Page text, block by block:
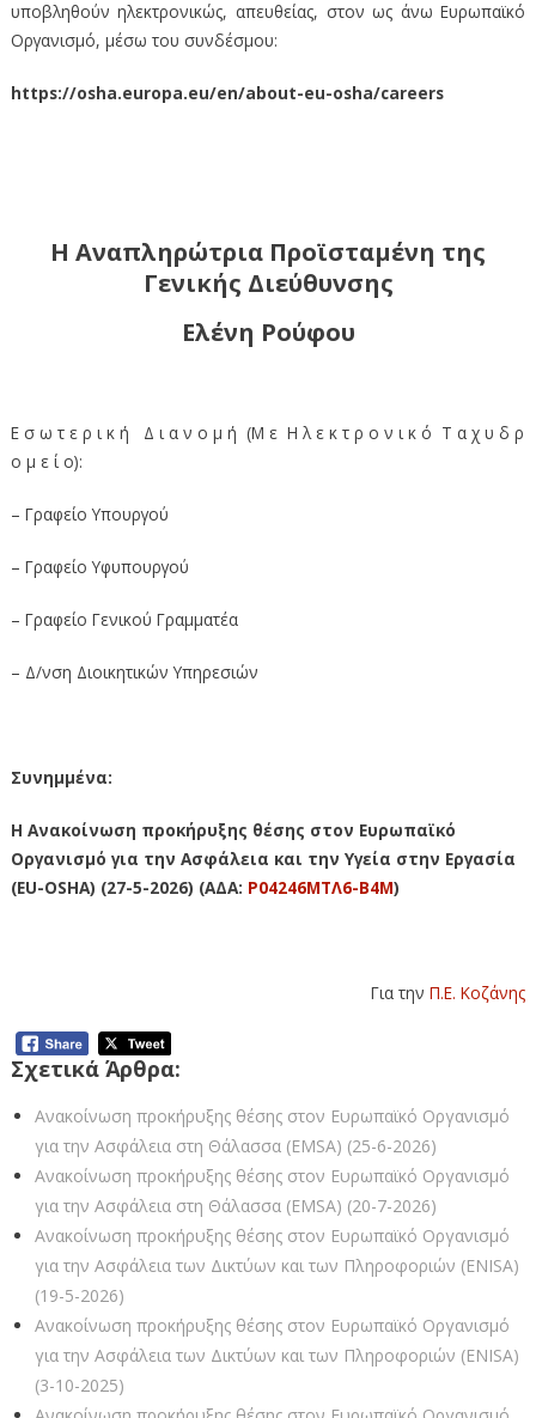
υποβληθούν ηλεκτρονικώς, απευθείας, στον ως άνω Ευρωπαϊκό
Οργανισμό, μέσω του συνδέσμου:
https://osha.europa.eu/en/about-eu-osha/careers
Η Αναπληρώτρια Προϊσταμένη της
Γενικής Διεύθυνσης
Ελένη Ρούφου
Ε σ ω τ ε ρ ι κ ή Δ ι α ν ο μ ή (Μ ε Η λ ε κ τ ρ ο ν ι κ ό Τ α χ υ δ ρ
ο μ ε ί ο):
– Γραφείο Υπουργού
– Γραφείο Υφυπουργού
– Γραφείο Γενικού Γραμματέα
– Δ/νση Διοικητικών Υπηρεσιών
Συνημμένα:
Η Ανακοίνωση προκήρυξης θέσης στον Ευρωπαϊκό
Οργανισμό για την Ασφάλεια και την Υγεία στην Εργασία
(EU-OSHA) (27-5-2026) (ΑΔΑ: Ρ04246ΜΤΛ6-Β4Μ)
Για τηνΠ.Ε. Κοζάνης
Σχετικά Άρθρα:
Ανακοίνωση προκήρυξης θέσης στον Ευρωπαϊκό Οργανισμό
για την Ασφάλεια στη Θάλασσα (EMSA) (25-6-2026)
Ανακοίνωση προκήρυξης θέσης στον Ευρωπαϊκό Οργανισμό
για την Ασφάλεια στη Θάλασσα (EMSA) (20-7-2026)
Ανακοίνωση προκήρυξης θέσης στον Ευρωπαϊκό Οργανισμό
για την Ασφάλεια των Δικτύων και των Πληροφοριών (ENISA)
(19-5-2026)
Ανακοίνωση προκήρυξης θέσης στον Ευρωπαϊκό Οργανισμό
για την Ασφάλεια των Δικτύων και των Πληροφοριών (ENISA)
(3-10-2025)